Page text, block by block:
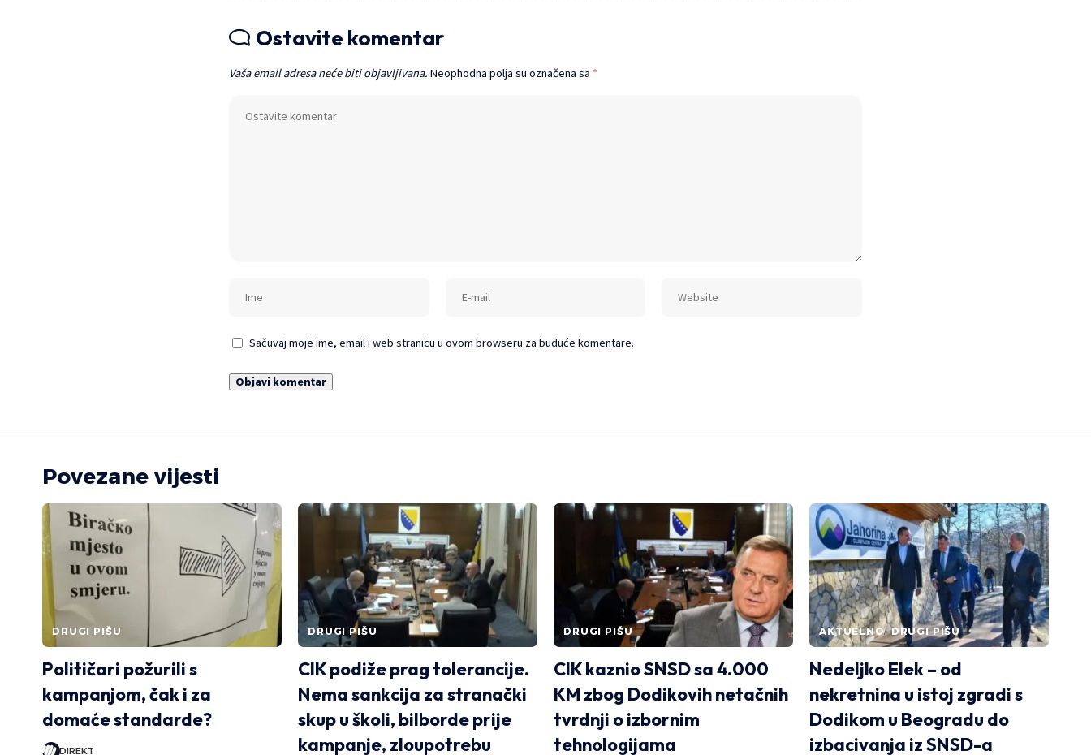
Ostavite komentar
Vaša email adresa neće biti objavljivana. Neophodna polja su označena sa *
Sačuvaj moje ime, email i web stranicu u ovom browseru za buduće komentare.
Povezane vijesti
DRUGI PIŠU
Političari požurili s
kampanjom, čak i za
domaće standarde?
DIREKT
DRUGI PIŠU
CIK podiže prag tolerancije.
Nema sankcija za stranački
skup u školi, bilborde prije
kampanje, zloupotrebu
DRUGI PIŠU
CIK kaznio SNSD sa 4.000
KM zbog Dodikovih netačnih
tvrdnji o izbornim
tehnologijama
AKTUELNO DRUGI PIŠU
Nedeljko Elek – od
nekretnina u istoj zgradi s
Dodikom u Beogradu do
izbacivanja iz SNSD-a